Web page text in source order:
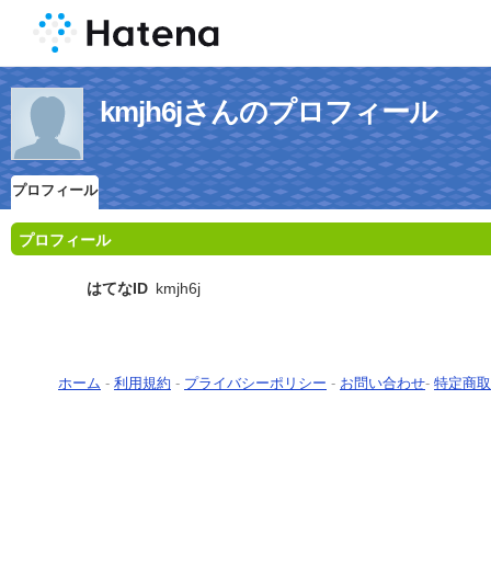
kmjh6jさんのプロフィール
プロフィール
プロフィール
はてなID kmjh6j
ホーム - 利用規約 - プライバシーポリシー - お問い合わせ- 特定商